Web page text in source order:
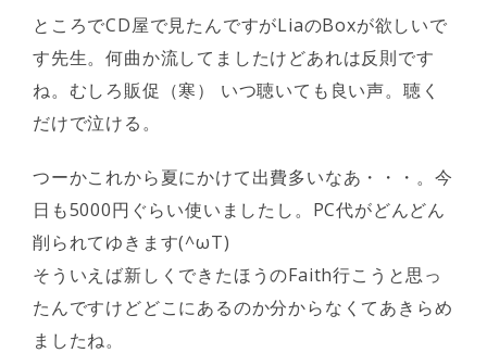
ところでCD屋で見たんですがLiaのBoxが欲しいで
す先生。何曲か流してましたけどあれは反則です
ね。むしろ販促（寒） いつ聴いても良い声。聴く
だけで泣ける。
つーかこれから夏にかけて出費多いなあ・・・。今
日も5000円ぐらい使いましたし。PC代がどんどん
削られてゆきます(^ωT)
そういえば新しくできたほうのFaith行こうと思っ
たんですけどどこにあるのか分からなくてあきらめ
ましたね。